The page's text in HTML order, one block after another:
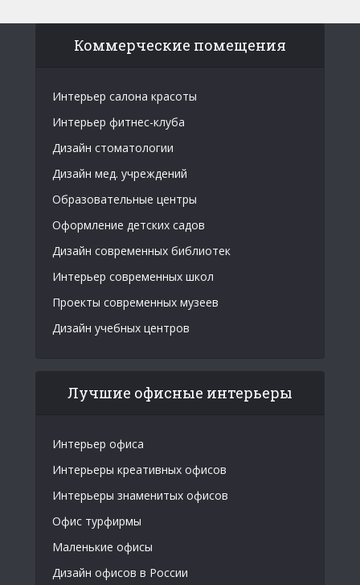
Коммерческие помещения
Интерьер салона красоты
Интерьер фитнес-клуба
Дизайн стоматологии
Дизайн мед. учреждений
Образовательные центры
Оформление детских садов
Дизайн современных библиотек
Интерьер современных школ
Проекты современных музеев
Дизайн учебных центров
Лучшие офисные интерьеры
Интерьер офиса
Интерьеры креативных офисов
Интерьеры знаменитых офисов
Офис турфирмы
Маленькие офисы
Дизайн офисов в России